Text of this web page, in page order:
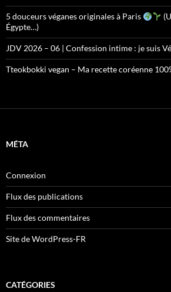
5 douceurs véganes originales à Paris
Égypte…)
JDV 2026 – 06 | Confession intime : je suis
Tteokbokki vegan – Ma recette coréenne
MÉTA
Connexion
Flux des publications
Flux des commentaires
Site de WordPress-FR
CATÉGORIES